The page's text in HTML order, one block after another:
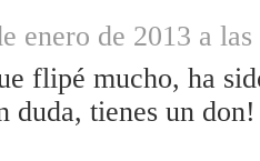
enero de 2013 a
flipé mucho, ha
duda, tienes un